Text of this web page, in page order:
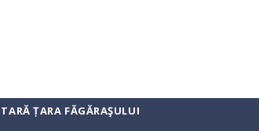
ȚARA FĂGĂRAŞULUI